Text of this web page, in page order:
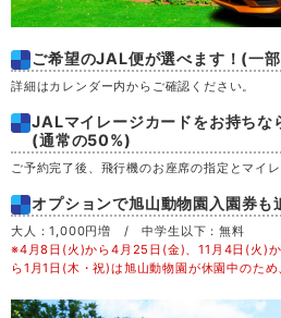
木 27
金 28
土 29
月 31
ご希望のJAL便が選べます！(一
詳細はカレンダー内からご確認ください。
JALマイレージカードをお持ちな
(通常の50%)
ご予約完了後、飛行機のお座席の指定とマイ
オプションで旭山動物園入園券も
大人：1,000円増 / 中学生以下：無料
※4月8日(火)から4月25日(金)、11月4日(火)
ら1月1日(木・祝)は旭山動物園が休園中のため